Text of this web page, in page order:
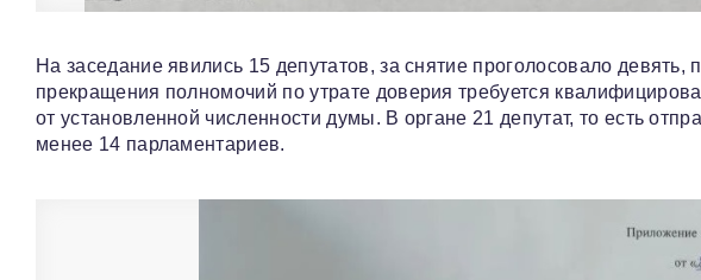
На заседание явились 15 депутатов, за снятие проголосовало
прекращения полномочий по утрате доверия требуется
от установленной численности думы. В органе 21 депутат, то есть
менее 14 парламентариев.